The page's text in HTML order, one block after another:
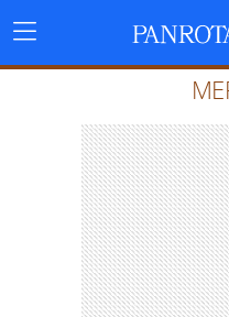
Menu
Principal